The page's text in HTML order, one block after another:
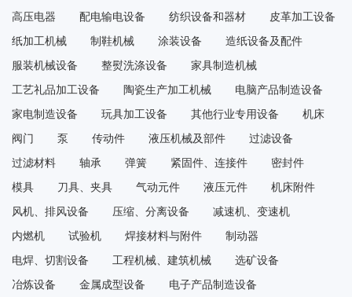
高压电器
配电输电设备 纺织设备和器材
皮革加工设备
纸加工机械
制鞋机械 涂装设备
造纸设备及配件
服装机械设备
整熨洗涤设备
家具制造机械
工艺礼品加工设备
陶瓷生产加工机械
电脑产品制造设备
家电制造设备
玩具加工设备 其他行业专用设备
机床
阀门
泵 传动件 液压机械及部件
过滤设备
过滤材料
轴承 弹簧 紧固件、连接件
密封件
模具
刀具、夹具 气动元件 液压元件
机床附件
风机、排风设备
压缩、分离设备
减速机、变速机
内燃机
试验机 焊接材料与附件
制动器
电焊、切割设备
工程机械、建筑机械
选矿设备
冶炼设备
金属成型设备
电子产品制造设备